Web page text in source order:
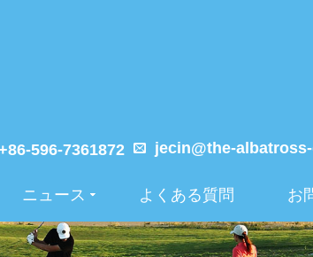
596-7361872 jecin@the-
ニュース よくある質問 お